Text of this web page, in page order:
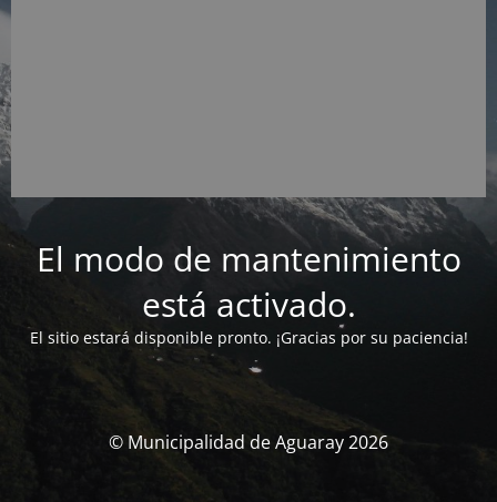
El modo de mantenimiento
está activado.
El sitio estará disponible pronto. ¡Gracias por su paciencia!
© Municipalidad de Aguaray 2026